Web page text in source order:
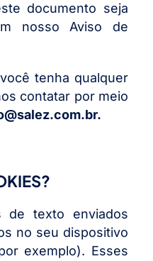
documento seja
nosso Aviso de
tenha qualquer
contatar por meio
.
de texto enviados
no seu dispositivo
exemplo). Esses